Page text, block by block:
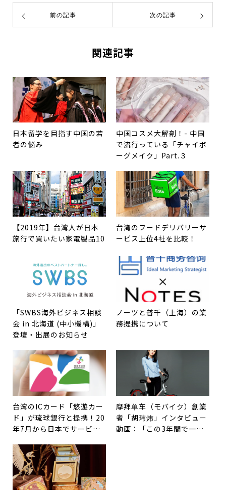
前の記事 次の記事
関連記事
日本留学を目指す中国の若
者の悩み
中国コスメ大解剖！- 中国
で流行っている「チャイボ
ーグメイク」Part.３
【2019年】台湾人が日本
旅行で買いたい家電製品10
台湾のフードデリバリーサ
ービス上位4社を比較！
「SWBS海外ビジネス相談
会 in 北海道 (中小機構)」
登壇・出展のお知らせ
ノーツと普千（上海）の業
務提携について
台湾のICカード「悠遊カー
ド」が琉球銀行と提携！20
年7月から日本でサービス
摩拜单车（モバイク）創業
者「胡玮炜」インタビュー
動画：「この3年間で一番